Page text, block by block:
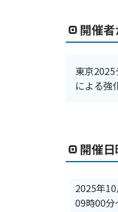
開催
東京
による強
開催
2025年
09時00分